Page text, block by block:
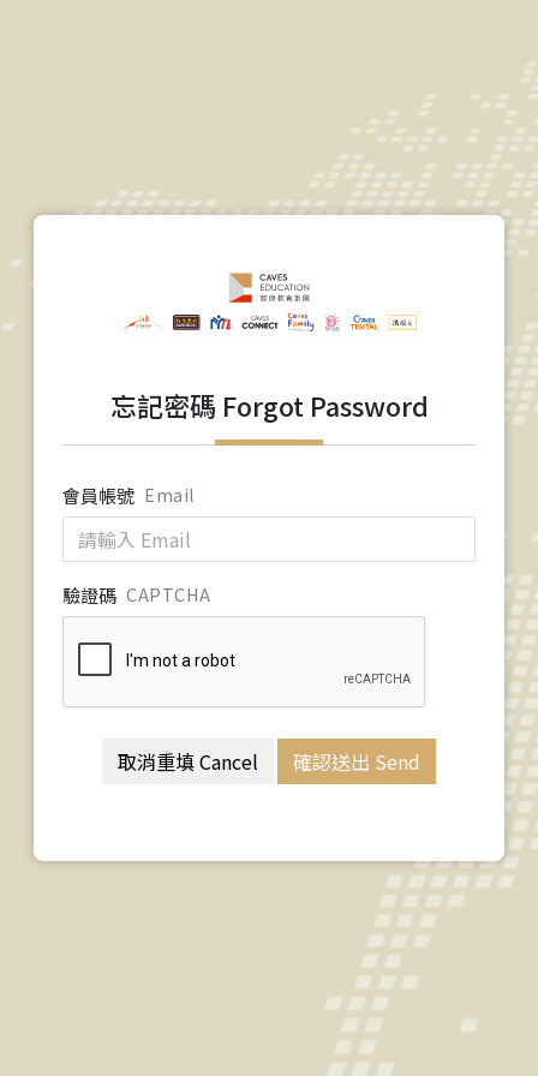
忘記密碼 Forgot Password
會員帳號 Email
驗證碼 CAPTCHA
取消重填 Cancel 確認送出 Send